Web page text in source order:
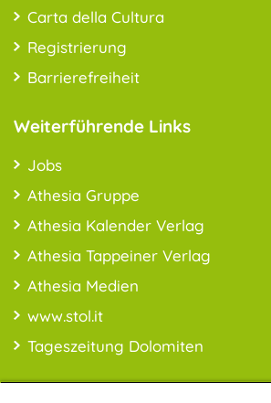
Carta della Cultura
Registrierung
Barrierefreiheit
Weiterführende Links
Jobs
Athesia Gruppe
Athesia Kalender Verlag
Athesia Tappeiner Verlag
Athesia Medien
www.stol.it
Tageszeitung Dolomiten